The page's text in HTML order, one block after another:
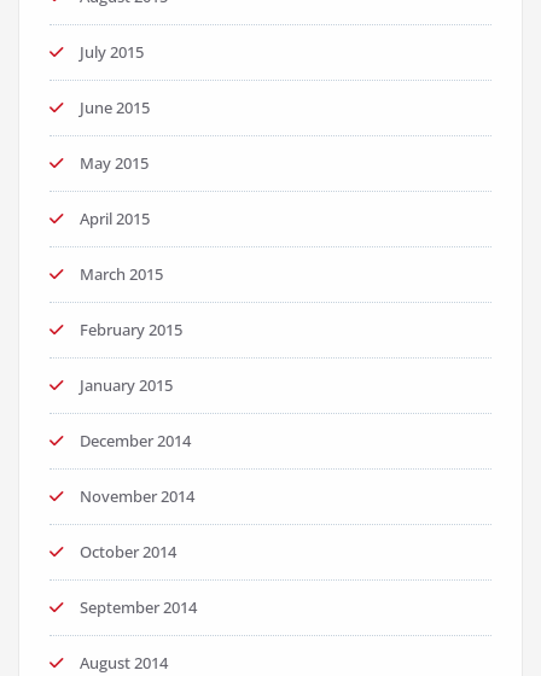
July 2015
June 2015
May 2015
April 2015
March 2015
February 2015
January 2015
December 2014
November 2014
October 2014
September 2014
August 2014